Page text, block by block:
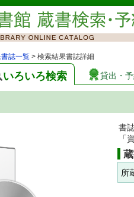
誌一覧 > 検索結果書誌詳細
いろいろ検索 貸出・
書
「
所